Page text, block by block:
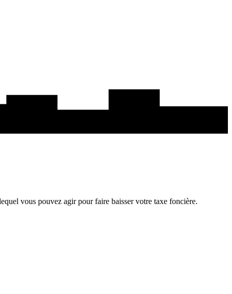
vous pouvez agir pour faire baisser votre taxe foncière.